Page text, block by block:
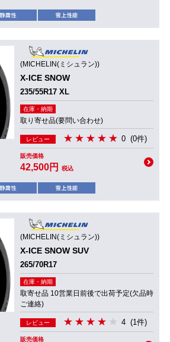
(MICHELIN(ミシュラン))
X-ICE SNOW
235/55R17 XL
在庫・納期
取り寄せ品(要問い合わせ)
レビュー 0 (0件)
販売価格
42,500円 税込
(MICHELIN(ミシュラン))
X-ICE SNOW SUV
265/70R17
在庫・納期
取寄せ品 10営業日前後で出荷予定(欠品時
ご連絡)
レビュー 4 (1件)
販売価格